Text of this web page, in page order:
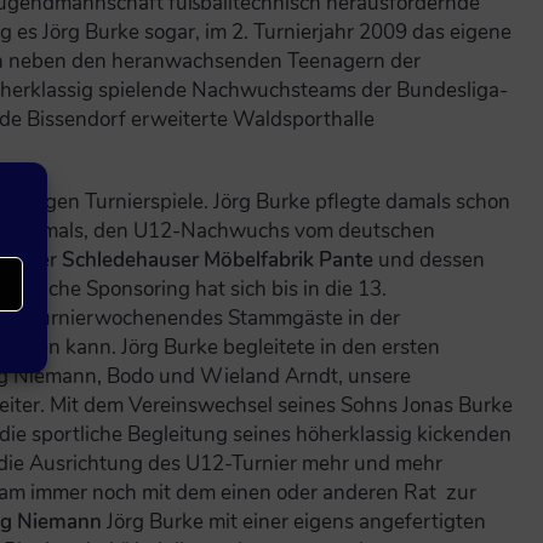
Jörg Burke sogar, im 2. Turnierjahr 2009 das eigene
den heranwachsenden Teenagern der
spielende Nachwuchsteams der Bundesliga-
Bissendorf erweiterte Waldsporthalle
Turnierspiele. Jörg Burke pflegte damals schon
den U12-Nachwuchs vom deutschen
der Schledehauser Möbelfabrik Pante und dessen
Sponsoring hat sich bis in die 13.
Turnierwochenendes Stammgäste in der
kann. Jörg Burke begleitete in den ersten
Bodo und Wieland Arndt, unsere
Mit dem Vereinswechsel seines Sohns Jonas Burke
sportliche Begleitung seines höherklassig kickenden
Ausrichtung des U12-Turnier mehr und mehr
immer noch mit dem einen oder anderen Rat zur
Niemann Jörg Burke mit einer eigens angefertigten